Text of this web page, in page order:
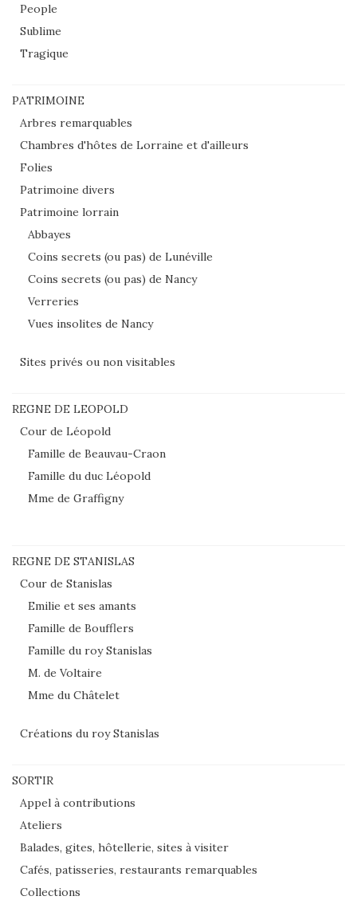
People
Sublime
Tragique
PATRIMOINE
Arbres remarquables
Chambres d'hôtes de Lorraine et d'ailleurs
Folies
Patrimoine divers
Patrimoine lorrain
Abbayes
Coins secrets (ou pas) de Lunéville
Coins secrets (ou pas) de Nancy
Verreries
Vues insolites de Nancy
Sites privés ou non visitables
REGNE DE LEOPOLD
Cour de Léopold
Famille de Beauvau-Craon
Famille du duc Léopold
Mme de Graffigny
REGNE DE STANISLAS
Cour de Stanislas
Emilie et ses amants
Famille de Boufflers
Famille du roy Stanislas
M. de Voltaire
Mme du Châtelet
Créations du roy Stanislas
SORTIR
Appel à contributions
Ateliers
Balades, gites, hôtellerie, sites à visiter
Cafés, patisseries, restaurants remarquables
Collections